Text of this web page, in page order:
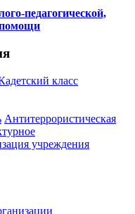
педагогической,
помощи
класс
Антитеррористическая
учреждения